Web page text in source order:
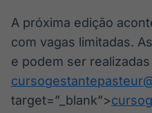
A próxima edição
com vagas limitadas.
e podem ser
target=”_blank”>